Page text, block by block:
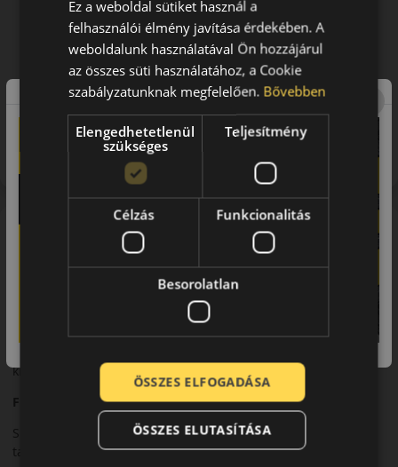
A mintázat
Gripmax SureGrip Pro Sport – Sportos nyári személyautó-
A Gripmax SureGrip Pro Sport egy sportos karakterű nyári
kínál.
Futófelület és tapadás
Sportos futófelületi mintázata pontos irányíthatóságot és jó
tapadást biztosít.
Figyelem a feltüntetett címke adatok tájékoztató
jellegűek. Előfordulhat, hogy még a korábbi EU-s címkével
ellátott abroncs kerül kiszállításra.
Ez a weboldal sütiket használ a
felhasználói élmény javítása érdekében. A
weboldalunk használatával Ön hozzájárul
az összes süti használatához, a Cookie
szabályzatunknak megfelelően. Bővebben
Elengedhetetlenül
szükséges
Teljesítmény
Célzás Funkcionalitás
Besorolatlan
ÖSSZES ELFOGADÁSA
ÖSSZES ELUTASÍTÁSA